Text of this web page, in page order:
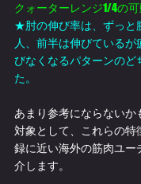
クォーターレンジ1/4の
★肘の伸び率は、ずっと
人、前半は伸びている
びなくなるパターンのど
た。
あまり参考にならないか
対象として、これらの
録に近い海外の筋肉ユー
介します。